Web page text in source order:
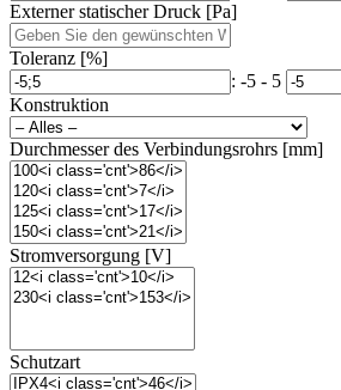
Externer statischer Druck [Pa]
Toleranz [%]
: -5 - 5
Konstruktion
Durchmesser des Verbindungsrohrs [mm]
Stromversorgung [V]
Schutzart